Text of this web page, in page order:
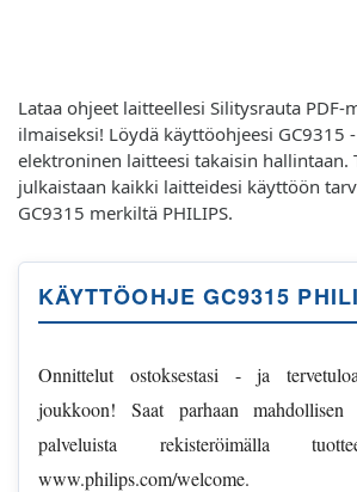
Lataa ohjeet laitteellesi Silitysrauta PDF-
ilmaiseksi! Löydä käyttöohjeesi GC9315
elektroninen laitteesi takaisin hallintaan.
julkaistaan kaikki laitteidesi käyttöön
GC9315 merkiltä PHILIPS.
KÄYTTÖOHJE GC9315
Onnittelut ostoksestasi - ja
joukkoon! Saat parhaan
palveluista rekisteröimälla
www.philips.com/welcome.